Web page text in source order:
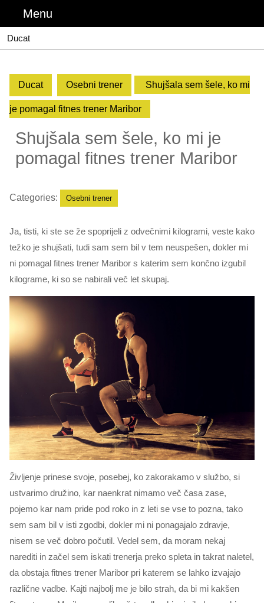
content
Menu
Ducat
Ducat Osebni trener Shujšala sem šele, ko mi
je pomagal fitnes trener Maribor
Shujšala sem šele, ko mi je
pomagal fitnes trener Maribor
Categories: Osebni trener
Ja, tisti, ki ste se že spoprijeli z odvečnimi kilogrami, veste kako
težko je shujšati, tudi sam sem bil v tem neuspešen, dokler mi
ni pomagal fitnes trener Maribor s katerim sem končno izgubil
kilograme, ki so se nabirali več let skupaj.
Življenje prinese svoje, posebej, ko zakorakamo v službo, si
ustvarimo družino, kar naenkrat nimamo več časa zase,
pojemo kar nam pride pod roko in z leti se vse to pozna, tako
sem sam bil v isti zgodbi, dokler mi ni ponagajalo zdravje,
nisem se več dobro počutil. Vedel sem, da moram nekaj
narediti in začel sem iskati trenerja preko spleta in takrat naletel,
da obstaja fitnes trener Maribor pri katerem se lahko izvajajo
različne vadbe. Kajti najbolj me je bilo strah, da bi mi kakšen